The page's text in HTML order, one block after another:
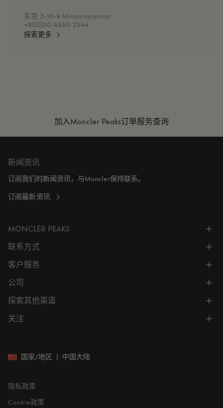
东京 3-16-9 Minamiaoyama
+81(0)50 4560 2544
探索更多
加入Moncler Peaks订单服务查询
新闻资讯
订阅我们的新闻资讯，与Moncler保持联系。
订阅最新资讯
MONCLER PEAKS
了解专属权益
联系方式
电话联系 400-0362-166
联系在线客服
预约
客户服务
所有服务
常见问题
公司
公司信息
公司管理
投资者关系
探索其他渠道
微信小程序
关注
国家/地区 | 中国大陆
隐私政策
Cookie政策